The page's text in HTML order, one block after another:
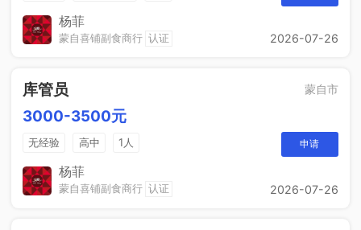
杨菲
蒙自喜铺副食商行 认证 2026-07-26
库管员 蒙自市
3000-3500元
无经验 高中 1人 申请
杨菲
蒙自喜铺副食商行 认证 2026-07-26